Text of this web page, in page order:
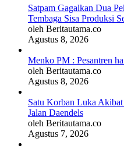
Satpam Gagalkan Dua
Tembaga Sisa Produksi
oleh Beritautama.co
Agustus 8, 2026
Menko PM : Pesantren
oleh Beritautama.co
Agustus 8, 2026
Satu Korban Luka
Jalan Daendels
oleh Beritautama.co
Agustus 7, 2026